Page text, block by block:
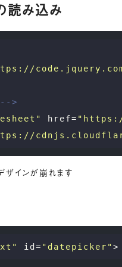
読み込み
>
href=
インが崩れます
id = "datepicker">